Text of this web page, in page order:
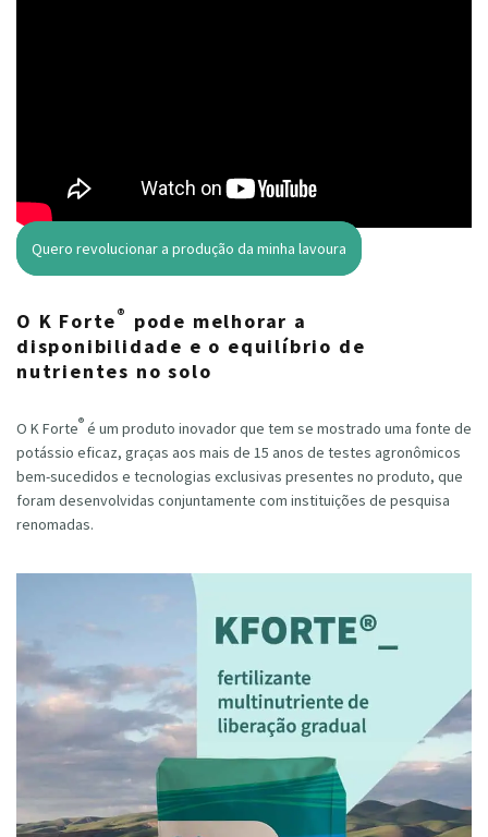
Quero revolucionar a produção da minha lavoura
O K Forte® pode melhorar a
disponibilidade e o equilíbrio de
nutrientes no solo
O K Forte® é um produto inovador que tem se mostrado uma fonte de
potássio eficaz, graças aos mais de 15 anos de testes agronômicos
bem-sucedidos e tecnologias exclusivas presentes no produto, que
foram desenvolvidas conjuntamente com instituições de pesquisa
renomadas.